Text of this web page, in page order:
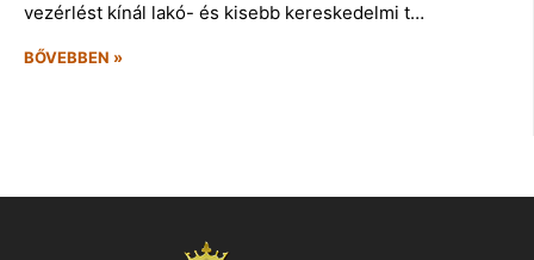
vezérlést kínál lakó- és kisebb kereskedelmi t…
BŐVEBBEN »